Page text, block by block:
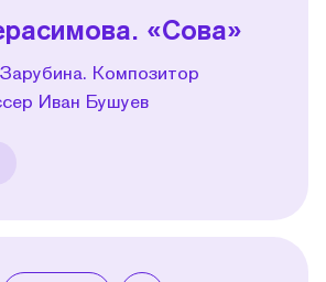
«Сова»
Композитор
Иван Бушуев